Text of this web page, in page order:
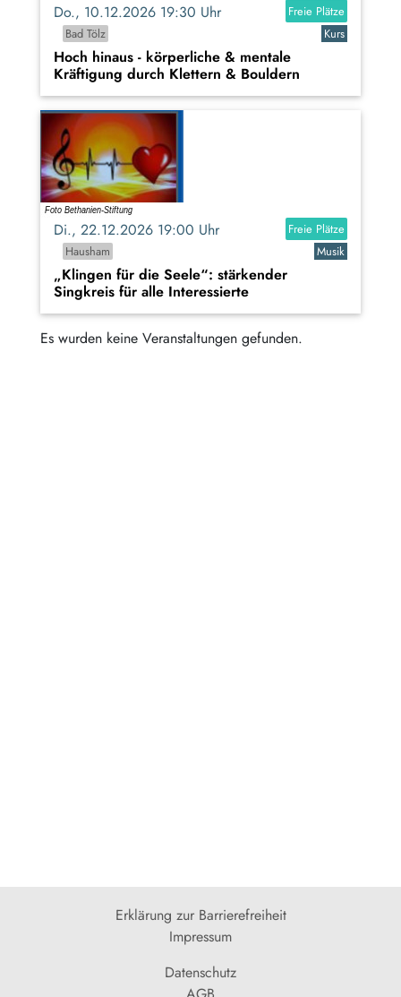
Do., 10.12.2026 19:30 Uhr
Freie Plätze
Bad Tölz
Kurs
Hoch hinaus - körperliche & mentale
Kräftigung durch Klettern & Bouldern
Di., 22.12.2026 19:00 Uhr
Freie Plätze
Hausham
Musik
„Klingen für die Seele“: stärkender
Singkreis für alle Interessierte
Es wurden keine Veranstaltungen gefunden.
Erklärung zur Barrierefreiheit
Impressum
Datenschutz